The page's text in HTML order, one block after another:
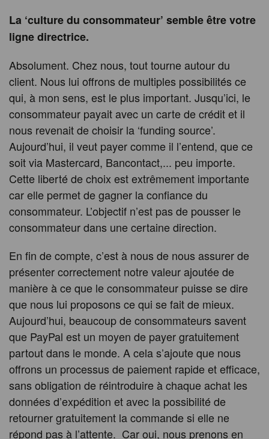
La ‘culture du consommateur’ semble être votre
ligne directrice.
Absolument. Chez nous, tout tourne autour du
client. Nous lui offrons de multiples possibilités ce
qui, à mon sens, est le plus important. Jusqu’ici, le
consommateur payait avec un carte de crédit et il
nous revenait de choisir la ‘funding source’.
Aujourd’hui, il veut payer comme il l’entend, que ce
soit via Mastercard, Bancontact,... peu importe.
Cette liberté de choix est extrêmement importante
car elle permet de gagner la confiance du
consommateur. L’objectif n’est pas de pousser le
consommateur dans une certaine direction.
En fin de compte, c’est à nous de nous assurer de
présenter correctement notre valeur ajoutée de
manière à ce que le consommateur puisse se dire
que nous lui proposons ce qui se fait de mieux.
Aujourd’hui, beaucoup de consommateurs savent
que PayPal est un moyen de payer gratuitement
partout dans le monde. A cela s’ajoute que nous
offrons un processus de paiement rapide et efficace,
sans obligation de réintroduire à chaque achat les
données d’expédition et avec la possibilité de
retourner gratuitement la commande si elle ne
répond pas à l’attente. Car oui, nous prenons en